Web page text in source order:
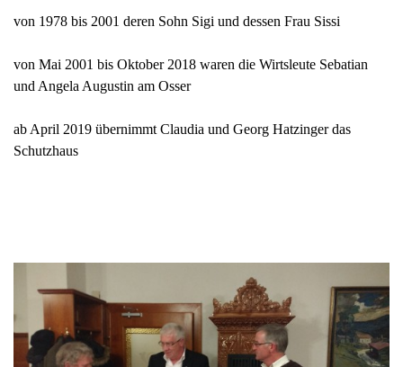
von 1978 bis 2001 deren Sohn Sigi und dessen Frau Sissi
von Mai 2001 bis Oktober 2018 waren die Wirtsleute Sebatian
und Angela Augustin am Osser
ab April 2019 übernimmt Claudia und Georg Hatzinger das
Schutzhaus